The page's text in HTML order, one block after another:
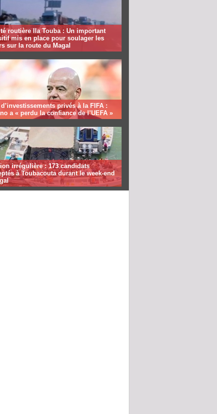
routière Ila Touba : Un important
mis en place pour soulager les
sur la route du Magal
privés à la FIFA :
a « perdu la confiance de l’UEFA »
irrégulière : 173 candidats
à Toubacouta durant le week-end